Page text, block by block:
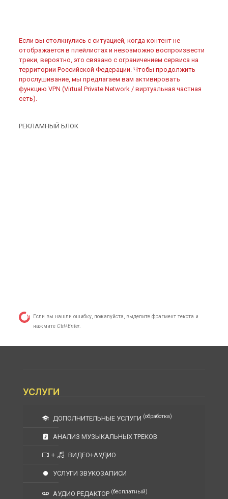
Если вы столкнулись с ситуацией, когда контент не
отображается в плейлистах и невозможно воспроизвести
треки, вероятно, это связано с ограничением сервиса на
территории Российской Федерации. Чтобы продолжить
прослушивание, мы предлагаем вам активировать
функцию VPN (Virtual Private Network / виртуальная частная
сеть).
РЕКЛАМНЫЙ БЛОК
Если вы нашли ошибку, пожалуйста, выделите фрагмент текста и
нажмите Ctrl+Enter.
УСЛУГИ
ДОПОЛНИТЕЛЬНЫЕ УСЛУГИ (обработка)
АНАЛИЗ МУЗЫКАЛЬНЫХ ТРЕКОВ
+ ВИДЕО+АУДИО
УСЛУГИ ЗВУКОЗАПИСИ
АУДИО РЕДАКТОР (бесплатный)